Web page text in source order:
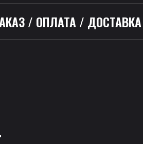
/ ОПЛАТА / ДОСТАВКА